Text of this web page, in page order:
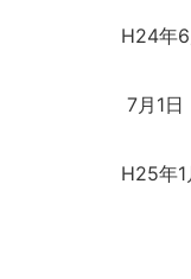
H24年6
7月1日
H25年